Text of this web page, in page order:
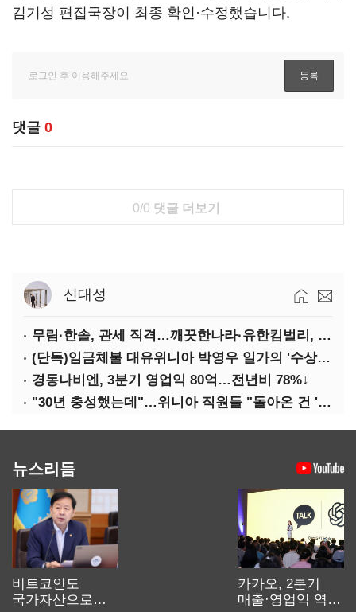
김기성 편집국장이 최종 확인·수정했습니다.
댓글 0
0/0 댓글 더보기
신대성
무림·한솔, 관세 직격…깨끗한나라·유한킴벌리, 수익성 악화
(단독)임금체불 대유위니아 박영우 일가의 '수상한 별장'
경동나비엔, 3분기 영업익 80억…전년비 78%↓
"30년 충성했는데"…위니아 직원들 "돌아온 건 '배신'"
뉴스리듬
비트코인도
국가자산으로…'
카카오, 2분기
매출·영업익 역대